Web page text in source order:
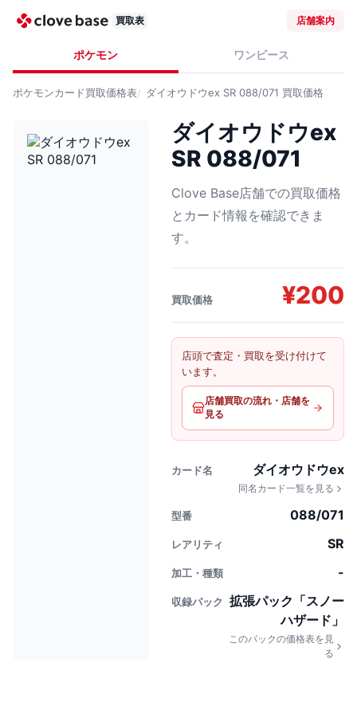
買取表 店舗案内
ポケモン ワンピース
ポケモンカード買取価格表 ダイオウドウex SR 088/071 買取価格
ダイオウドウex
SR 088/071
Clove Base店舗での買取価格
とカード情報を確認できま
す。
買取価格 ¥200
店頭で査定・買取を受け付けて
います。
店舗買取の流れ・店舗を
見る
カード名 ダイオウドウex
同名カード一覧を見る
型番 088/071
レアリティ SR
加工・種類 -
収録パック
拡張パック「スノー
ハザード」
このパックの価格表を見
る